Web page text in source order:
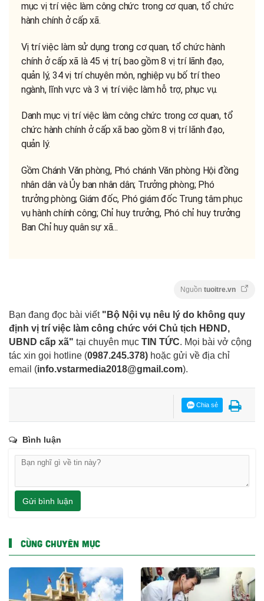
mục vị trí việc làm công chức trong cơ quan, tổ chức
hành chính ở cấp xã.
Vị trí việc làm sử dụng trong cơ quan, tổ chức hành
chính ở cấp xã là 45 vị trí, bao gồm 8 vị trí lãnh đạo,
quản lý, 34 vị trí chuyên môn, nghiệp vụ bố trí theo
ngành, lĩnh vực và 3 vị trí việc làm hỗ trợ, phục vụ.
Danh mục vị trí việc làm công chức trong cơ quan, tổ
chức hành chính ở cấp xã bao gồm 8 vị trí lãnh đạo,
quản lý.
Gồm Chánh Văn phòng, Phó chánh Văn phòng Hội đồng
nhân dân và Ủy ban nhân dân; Trưởng phòng; Phó
trưởng phòng; Giám đốc, Phó giám đốc Trung tâm phục
vụ hành chính công; Chỉ huy trưởng, Phó chỉ huy trưởng
Ban Chỉ huy quân sự xã...
Nguồn tuoitre.vn
Bạn đang đọc bài viết "Bộ Nội vụ nêu lý do không quy
định vị trí việc làm công chức với Chủ tịch HĐND,
UBND cấp xã" tại chuyên mục TIN TỨC. Mọi bài vở cộng
tác xin gọi hotline (0987.245.378) hoặc gửi về địa chỉ
email (info.vstarmedia2018@gmail.com).
Chia sẻ
Bình luận
Gửi bình luận
CÙNG CHUYÊN MỤC